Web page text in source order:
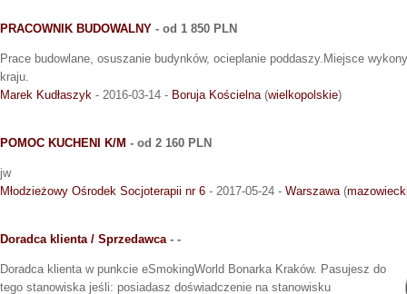
PRACOWNIK BUDOWALNY - od 1 850 PLN
Prace budowlane, osuszanie budynków, ocieplanie poddaszy.Miejsce
kraju.
Marek Kudłaszyk - 2016-03-14 - Boruja Kościelna (wielkopolskie)
POMOC KUCHENI K/M - od 2 160 PLN
jw
Młodzieżowy Ośrodek Socjoterapii nr 6 - 2017-05-24 - Warszawa (
Doradca klienta / Sprzedawca - -
Doradca klienta w punkcie eSmokingWorld Bonarka Kraków. Pasujesz do
tego stanowiska jeśli: posiadasz doświadczenie na stanowisku